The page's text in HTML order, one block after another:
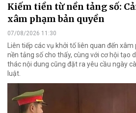
Kiếm tiền từ nền tảng số:
xâm phạm bản quyền
07/08/2026 11:30
Liên tiếp các vụ khởi tố liên quan đến
nền tảng số cho thấy, cùng với cơ hội tạo
thác nội dung cũng đặt ra yêu cầu ngày
luật.